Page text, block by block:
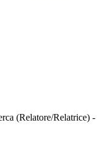
(Relatore/Relatrice) -